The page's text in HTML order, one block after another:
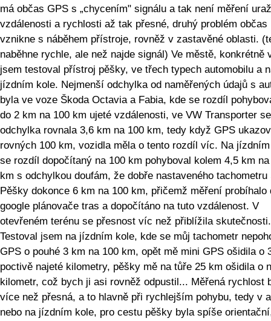
má občas GPS s „chycením" signálu a tak není měření
vzdálenosti a rychlosti až tak přesné, druhý problém občas
vznikne s náběhem přístroje, rovněž v zastavěné oblasti.
naběhne rychle, ale než najde signál) Ve městě, konkrétně
jsem testoval přístroj pěšky, ve třech typech automobilu a
jízdním kole. Nejmenší odchylka od naměřených údajů s
byla ve voze Škoda Octavia a Fabia, kde se rozdíl
do 2 km na 100 km ujeté vzdálenosti, ve VW Transporter se
odchylka rovnala 3,6 km na 100 km, tedy když GPS
rovných 100 km, vozidla měla o tento rozdíl víc. Na
se rozdíl dopočítaný na 100 km pohyboval kolem 4,5 km na
km s odchylkou doufám, že dobře nastaveného tachometru
Pěšky dokonce 6 km na 100 km, přičemž měření probíhalo
google plánovače tras a dopočítáno na tuto vzdálenost. V
otevřeném terénu se přesnost víc než přiblížila skutečnosti.
Testoval jsem na jízdním kole, kde se můj tachometr
GPS o pouhé 3 km na 100 km, opět mě mini GPS ošidila o
poctivě najeté kilometry, pěšky mě na tůře 25 km ošidila o
kilometr, což bych ji asi rovněž odpustil... Měřená rychlost
více než přesná, a to hlavně při rychlejším pohybu, tedy v
nebo na jízdním kole, pro cestu pěšky byla spíše